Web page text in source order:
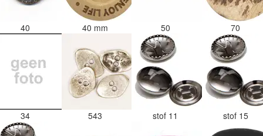
40 40 mm 50 70
34 543 stof 11 stof 15